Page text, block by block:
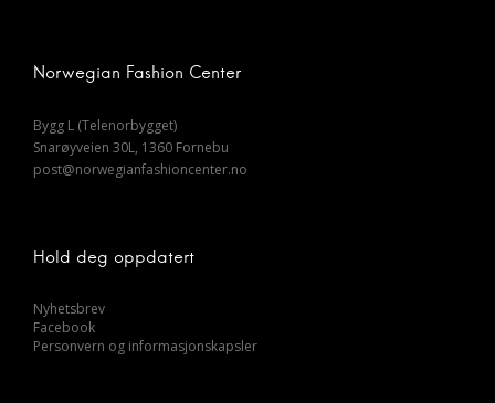
Norwegian Fashion Center
Bygg L (Telenorbygget)
Snarøyveien 30L, 1360 Fornebu
post@norwegianfashioncenter.no
Hold deg oppdatert
Nyhetsbrev
Facebook
Personvern og informasjonskapsler